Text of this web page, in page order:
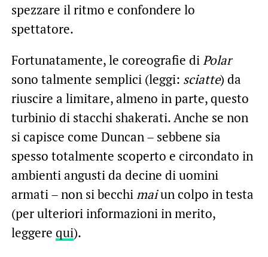
spezzare il ritmo e confondere lo
spettatore.
Fortunatamente, le coreografie di Polar
sono talmente semplici (leggi: sciatte) da
riuscire a limitare, almeno in parte, questo
turbinio di stacchi shakerati. Anche se non
si capisce come Duncan – sebbene sia
spesso totalmente scoperto e circondato in
ambienti angusti da decine di uomini
armati – non si becchi maiun colpo in testa
(per ulteriori informazioni in merito,
leggere qui).